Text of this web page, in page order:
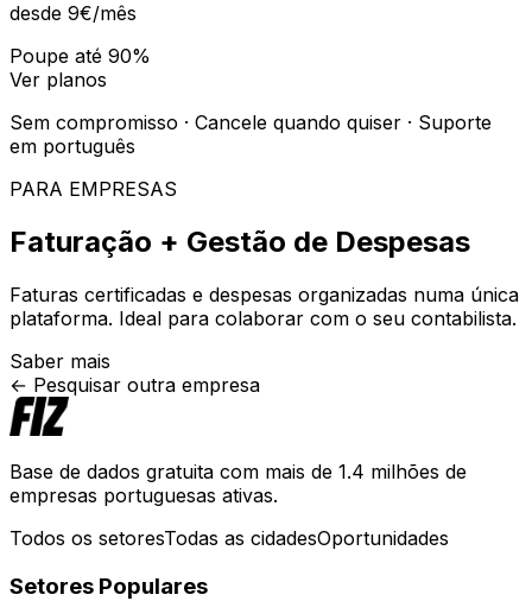
desde 9€/mês
Poupe até 90%
Ver planos
Sem compromisso · Cancele quando quiser · Suporte
em português
PARA EMPRESAS
Faturação + Gestão de Despesas
Faturas certificadas e despesas organizadas numa única
plataforma. Ideal para colaborar com o seu contabilista.
Saber mais
← Pesquisar outra empresa
Base de dados gratuita com mais de 1.4 milhões de
empresas portuguesas ativas.
Todos os setoresTodas as cidadesOportunidades
Setores Populares